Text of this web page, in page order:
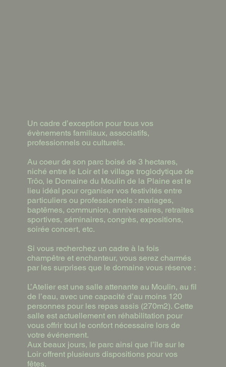
Un cadre d’exception pour tous vos
évènements familiaux, associatifs,
professionnels ou culturels.
Au coeur de son parc boisé de 3 hectares,
niché entre le Loir et le village troglodytique de
Trôo, le Domaine du Moulin de la Plaine est le
lieu idéal pour organiser vos festivités entre
particuliers ou professionnels : mariages,
baptêmes, communion, anniversaires, retraites
sportives, séminaires, congrès, expositions,
soirée concert, etc.
Si vous recherchez un cadre à la fois
champêtre et enchanteur, vous serez charmés
par les surprises que le domaine vous réserve :
L’Atelier est une salle attenante au Moulin, au fil
de l’eau, avec une capacité d’au moins 120
personnes pour les repas assis (270m2). Cette
salle est actuellement en réhabilitation pour
vous offrir tout le confort nécessaire lors de
votre événement.
Aux beaux jours, le parc ainsi que l’île sur le
Loir offrent plusieurs dispositions pour vos
fêtes.